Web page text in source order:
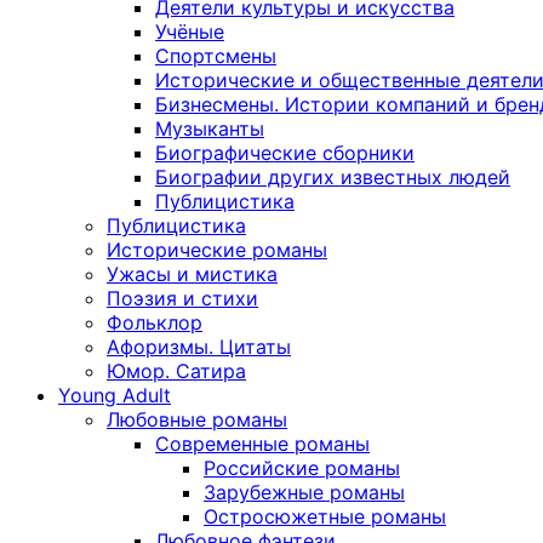
Деятели культуры и искусства
Учёные
Спортсмены
Исторические и общественные деятели
Бизнесмены. Истории компаний и
Музыканты
Биографические сборники
Биографии других известных людей
Публицистика
Публицистика
Исторические романы
Ужасы и мистика
Поэзия и стихи
Фольклор
Афоризмы. Цитаты
Юмор. Сатира
Young Adult
Любовные романы
Современные романы
Российские романы
Зарубежные романы
Остросюжетные романы